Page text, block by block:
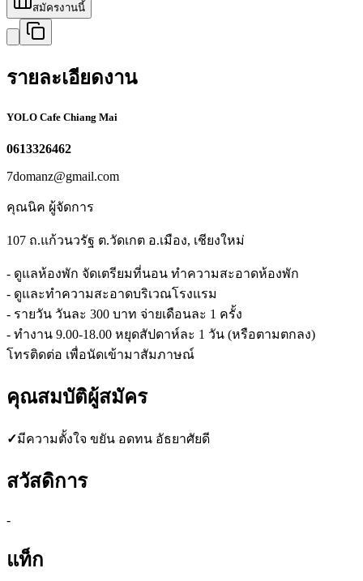
สมัครงานนี้
รายละเอียดงาน
YOLO Cafe Chiang Mai
0613326462
7domanz@gmail.com
คุณนิค ผู้จัดการ
107 ถ.แก้วนวรัฐ ต.วัดเกต อ.เมือง, เชียงใหม่
- ดูแลห้องพัก จัดเตรียมที่นอน ทำความสะอาดห้องพัก
- ดูและทำความสะอาดบริเวณโรงแรม
- รายวัน วันละ 300 บาท จ่ายเดือนละ 1 ครั้ง
- ทำงาน 9.00-18.00 หยุดสัปดาห์ละ 1 วัน (หรือตามตกลง)
โทรติดต่อ เพื่อนัดเข้ามาสัมภาษณ์
คุณสมบัติผู้สมัคร
✓มีความตั้งใจ ขยัน อดทน อัธยาศัยดี
สวัสดิการ
-
แท็ก